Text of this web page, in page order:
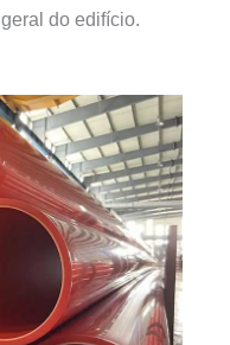
do edifício.